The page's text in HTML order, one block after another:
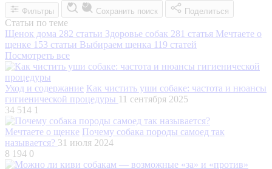
Фильтры Сохранить поиск Поделиться
Статьи по теме
Щенок дома 282 статьи Здоровье собак 281 статья Мечтаете о
щенке 153 статьи Выбираем щенка 119 статей
Посмотреть все
Уход и содержание Как чистить уши собаке: частота и нюансы
гигиенической процедуры 11 сентября 2025
34 514 1
Мечтаете о щенке Почему собака породы самоед так
называется? 31 июля 2024
8 194 0